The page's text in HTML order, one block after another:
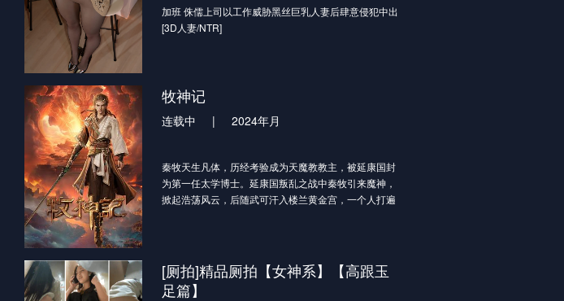
加班 侏儒上司以工作威胁黑丝巨乳人妻后肆意侵犯中出
[3D人妻/NTR]
牧神记
连载中 | 2024年月
秦牧天生凡体，历经考验成为天魔教教主，被延康国封
为第一任太学博士。延康国叛乱之战中秦牧引来魔神，
掀起浩荡风云，后随武可汗入楼兰黄金宫，一个人打遍
大世。
[厕拍]精品厕拍【女神系】【高跟玉
足篇】